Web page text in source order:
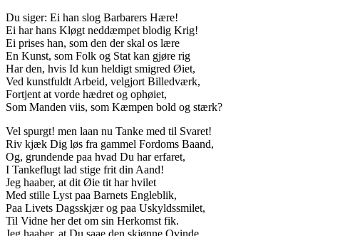
Du siger: Ei han slog Barbarers Hære!
Ei har hans Kløgt neddæmpet blodig Krig!
Ei prises han, som den der skal os lære
En Kunst, som Folk og Stat kan gjøre rig
Har den, hvis Id kun heldigt smigred Øiet,
Ved kunstfuldt Arbeid, velgjort Billedværk,
Fortjent at vorde hædret og ophøiet,
Som Manden viis, som Kæmpen bold og stærk?
Vel spurgt! men laan nu Tanke med til Svaret!
Riv kjæk Dig løs fra gammel Fordoms Baand,
Og, grundende paa hvad Du har erfaret,
I Tankeflugt lad stige frit din Aand!
Jeg haaber, at dit Øie tit har hvilet
Med stille Lyst paa Barnets Engleblik,
Paa Livets Dagsskjær og paa Uskyldssmilet,
Til Vidne her det om sin Herkomst fik.
Jeg haaber, at Du saae den skjønne Qvinde,